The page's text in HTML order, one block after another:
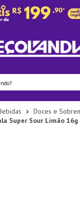
Doces e
Super Sour Limão 16g